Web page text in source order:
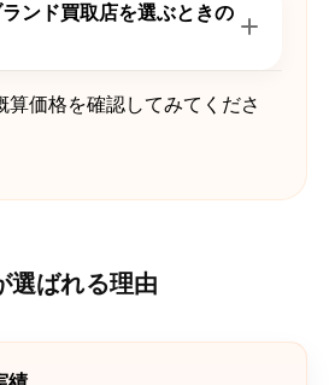
ンド買取店を選ぶときの
算価格を確認してみてくださ
選ばれる理由